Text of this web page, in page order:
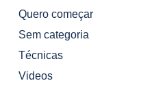
Quero começar
Sem categoria
Técnicas
Videos